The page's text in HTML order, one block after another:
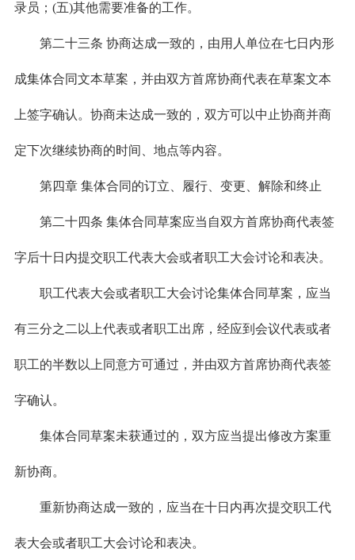
录员；(五)其他需要准备的工作。
第二十三条 协商达成一致的，由用人单位在七日内形
成集体合同文本草案，并由双方首席协商代表在草案文本
上签字确认。协商未达成一致的，双方可以中止协商并商
定下次继续协商的时间、地点等内容。
第四章 集体合同的订立、履行、变更、解除和终止
第二十四条 集体合同草案应当自双方首席协商代表签
字后十日内提交职工代表大会或者职工大会讨论和表决。
职工代表大会或者职工大会讨论集体合同草案，应当
有三分之二以上代表或者职工出席，经应到会议代表或者
职工的半数以上同意方可通过，并由双方首席协商代表签
字确认。
集体合同草案未获通过的，双方应当提出修改方案重
新协商。
重新协商达成一致的，应当在十日内再次提交职工代
表大会或者职工大会讨论和表决。